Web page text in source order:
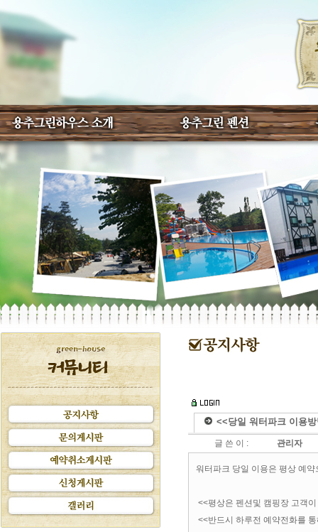
<<당일 워터파크 이용
글 쓴 이 : 관리자
워터파크 당일 이용은 평상 예약
<<평상은 펜션및 캠핑장 고객
<<반드시 하루전 예약전화를